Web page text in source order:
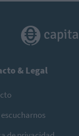
& Legal